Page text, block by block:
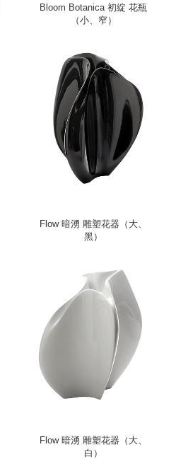
Bloom Botanica 初綻 花瓶
（小、窄）
Flow 暗湧 雕塑花器（大、
黑）
Flow 暗湧 雕塑花器（大、
白）